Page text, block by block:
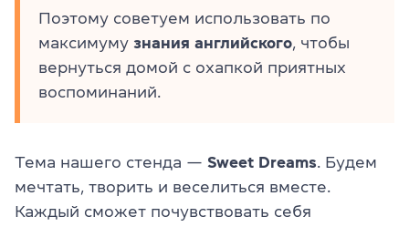
Поэтому советуем использовать по
максимуму знания английского, чтобы
вернуться домой с охапкой приятных
воспоминаний.
Тема нашего стенда — Sweet Dreams. Будем
мечтать, творить и веселиться вместе.
Каждый сможет почувствовать себя